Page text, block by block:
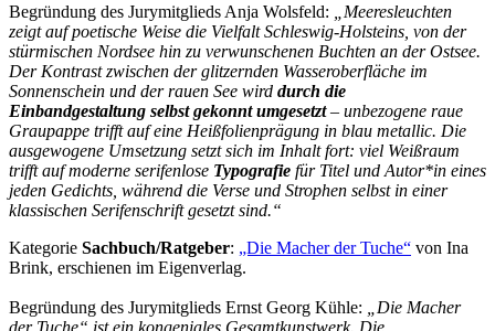
Begründung des Jurymitglieds Anja Wolsfeld:
„Meeresleuchten
zeigt auf poetische Weise die Vielfalt Schleswig-Holsteins, von der
stürmischen Nordsee hin zu verwunschenen Buchten an der Ostsee.
Der Kontrast zwischen der glitzernden Wasseroberfläche im
Sonnenschein und der rauen See wird durch die
Einbandgestaltung selbst gekonnt umgesetzt– unbezogene raue
Graupappe trifft auf eine Heißfolienprägung in blau metallic. Die
ausgewogene Umsetzung setzt sich im Inhalt fort: viel Weißraum
trifft auf moderne serifenlose Typografie für Titel und Autor*in eines
jeden Gedichts, während die Verse und Strophen selbst in einer
klassischen Serifenschrift gesetzt sind.“
Kategorie Sachbuch/Ratgeber: „Die Macher der Tuche“ von Ina
Brink, erschienen im Eigenverlag.
Begründung des Jurymitglieds Ernst Georg Kühle: „Die Macher
der Tuche“ ist ein kongeniales Gesamtkunstwerk. Die